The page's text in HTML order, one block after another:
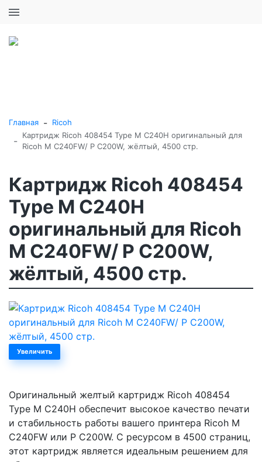
Главная - Ricoh
-
Картридж Ricoh 408454 Type M C240H оригинальный для
Ricoh M C240FW/ P C200W, жёлтый, 4500 стр.
Картридж Ricoh 408454
Type M C240H
оригинальный для Ricoh
M C240FW/ P C200W,
жёлтый, 4500 стр.
Увеличить
Оригинальный желтый картридж Ricoh 408454
Type M C240H обеспечит высокое качество печати
и стабильность работы вашего принтера Ricoh M
C240FW или P C200W. С ресурсом в 4500 страниц,
этот картридж является идеальным решением для